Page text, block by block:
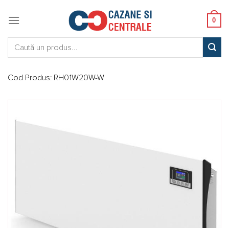
0
Cod Produs: RH01W20W-W